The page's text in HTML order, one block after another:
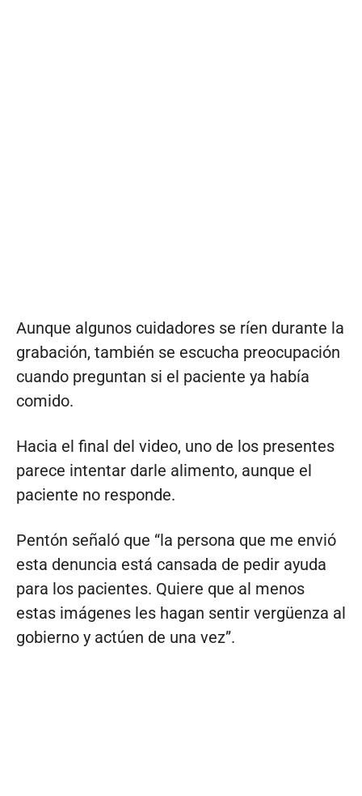
Aunque algunos cuidadores se ríen durante la
grabación, también se escucha preocupación
cuando preguntan si el paciente ya había
comido.
Hacia el final del video, uno de los presentes
parece intentar darle alimento, aunque el
paciente no responde.
Pentón señaló que “la persona que me envió
esta denuncia está cansada de pedir ayuda
para los pacientes. Quiere que al menos
estas imágenes les hagan sentir vergüenza al
gobierno y actúen de una vez”.